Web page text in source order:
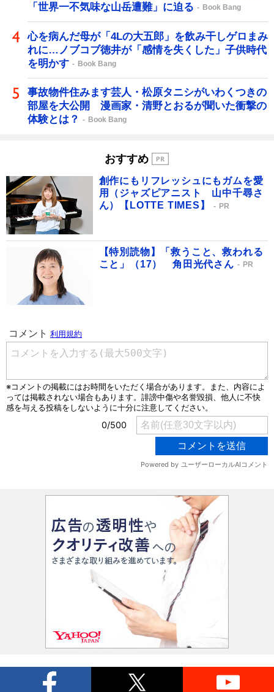
「世界一不気味な山岳遭難」に迫る
Book Bang
心を病んだ母が「4Lの大五郎」を飲み干しゲロまみ
れに…ノブコブ徳井が「感情を失くした」子供時代
を明かす
Book Bang
事故物件住みます芸人・松原タニシがいわくつきの
部屋を大公開 漫画家・清野とおるが聞いた衝撃の
体験とは？
Book Bang
おすすめ
創作にもリフレッシュにもガムを愛
用（ジャズピアニスト 山中千尋さ
ん）【LOTTE TIMES】
PR
【特別読物】「救うこと、救われる
こと」（17） 角田光代さん
PR